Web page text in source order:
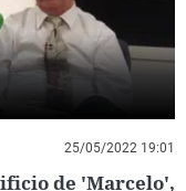
25/05/2022 19:01
de 'Marcelo',